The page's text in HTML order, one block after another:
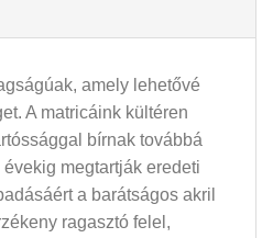
amely lehetővé
A matricáink kültéren
bírnak továbbá
megtartják eredeti
a barátságos akril
ragasztó felel,